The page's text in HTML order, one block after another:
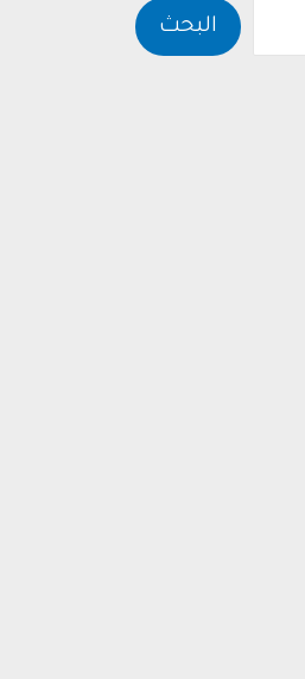
البحث